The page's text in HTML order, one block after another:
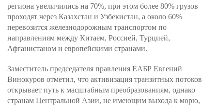
региона увеличились на 70%, при этом более 80% грузов
проходят через Казахстан и Узбекистан, а около 60%
перевозится железнодорожным транспортом по
направлениям между Китаем, Россией, Турцией,
Афганистаном и европейскими странами.
Заместитель председателя правления ЕАБР Евгений
Винокуров отметил, что активизация транзитных потоков
открывает путь к масштабным преобразованиям, однако
странам Центральной Азии, не имеющим выхода к морю,